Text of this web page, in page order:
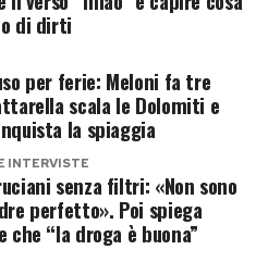
al reality
rappresentare la
è legato
e finora ha
più riservato
di dirti
per ferie: Meloni fa tre
scala le Dolomiti e
la spiaggia
INTERVISTE
senza filtri: «Non sono
perfetto». Poi spiega
che “la droga è buona”